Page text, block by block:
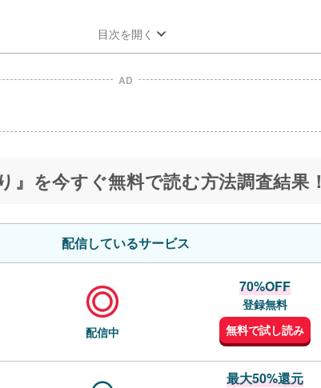
目次を開く
AD
』を今すぐ無料で読む方法調査結果！
配信しているサービス
配信中
70%OFF
登録無料
無料で試し読み
最大50%還元